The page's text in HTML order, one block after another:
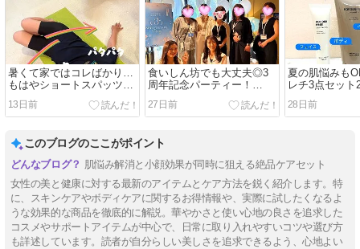
暑くて家ではコレばかり…
もはやショートスパッツ
に…me&Re骨盤底筋サポー
トガードル
13日前
食いしん坊でも大丈夫◎3
周年記念パーティー！
me&Re骨盤底筋サポートガ
ードル
27日前
夏の肌悩みも
レチ3点セット
BORDER
28日前
このブログのここがポイント
肌悩み解消と小顔効果が同時に狙える絶品ケアセット
女性の美と健康に対する最新のアイテムとケア方法を鋭く紹介します。特
に、スキンケアやボディケアに関するお得情報や、実際に試したくなるよ
うな効果的な商品を徹底的に解説。華やかさと使い心地の良さを追求した
コスメやサポートアイテムが中心で、日常に取り入れやすいコツや選び方
も詳述しています。読者が自分らしい美しさを追求できるよう、心地よい